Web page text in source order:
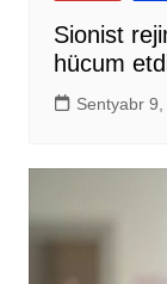
Sionist
hücum
Sentyabr